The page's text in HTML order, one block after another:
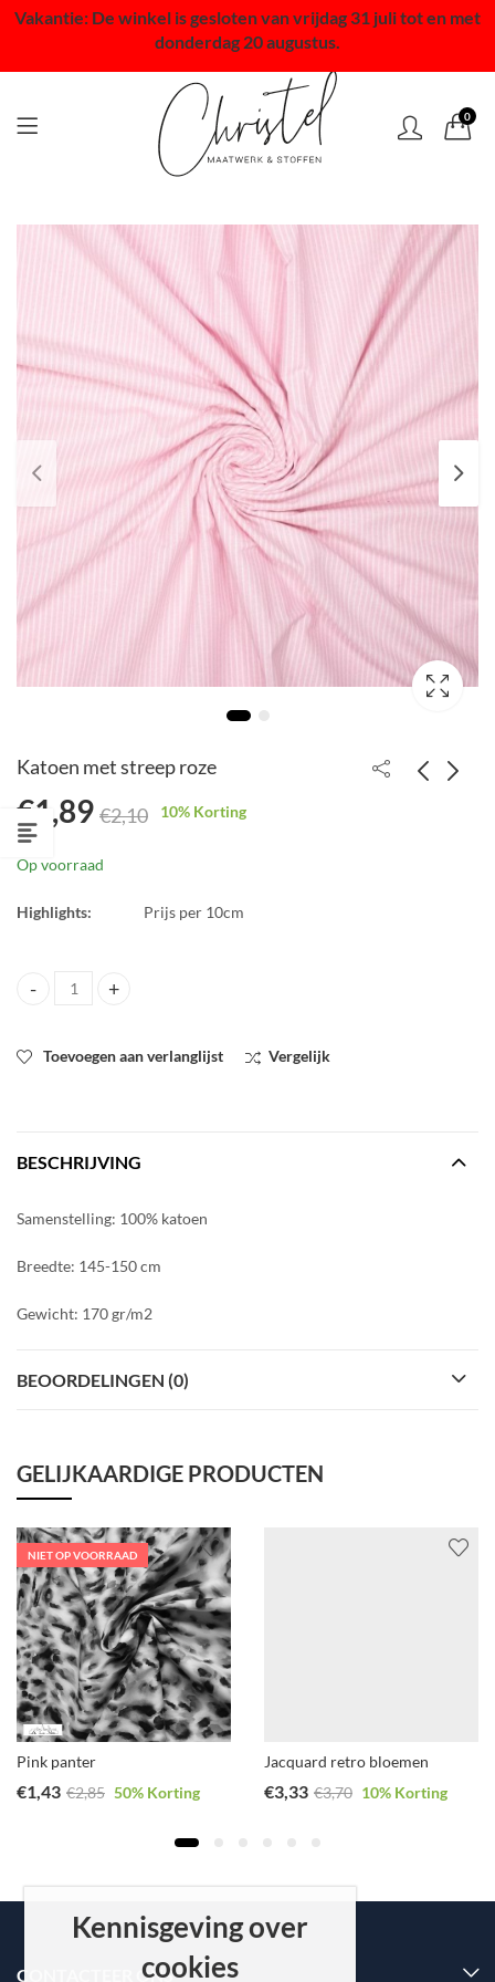
Vakantie: De winkel is gesloten van vrijdag 31 juli tot en met
donderdag 20 augustus.
0
Katoen met streep roze
€1,89 €2,10 10% Korting
Op voorraad
Highlights: Prijs per 10cm
Katoen met streep roze quantity
Toevoegen aan verlanglijst Vergelijk
BESCHRIJVING
Samenstelling: 100% katoen
Breedte: 145-150 cm
Gewicht: 170 gr/m2
BEOORDELINGEN (0)
GELIJKAARDIGE PRODUCTEN
NIET OP VOORRAAD
Pink panter
€1,43 €2,85 50% Korting
Jacquard retro bloemen
€3,33 €3,70 10% Korting
CONTACTEER ONS
Kennisgeving over
cookies